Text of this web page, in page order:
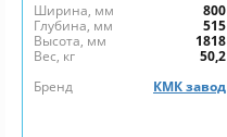
Ширина, мм
800
Глубина, мм
515
Высота, мм
1818
Вес, кг
50,2
Бренд
КМК завод